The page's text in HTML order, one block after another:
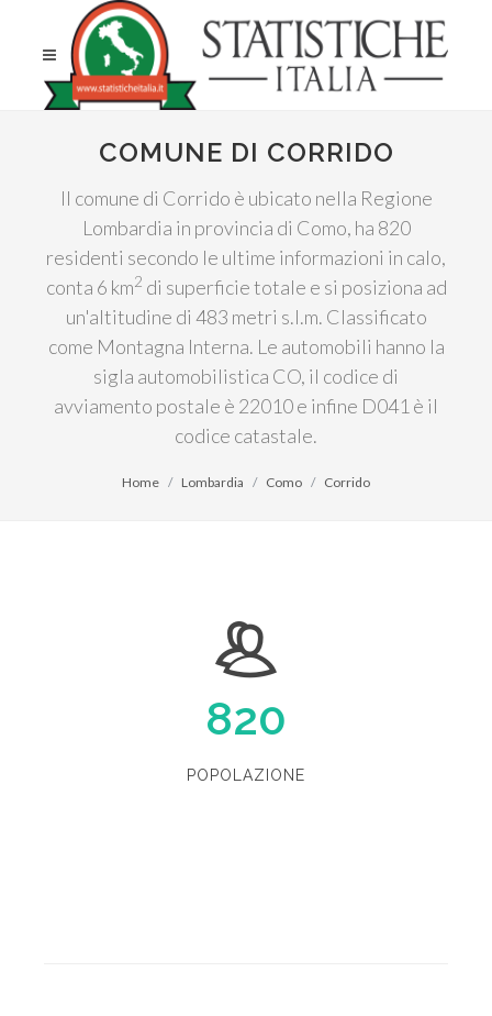
COMUNE DI CORRIDO
Il comune di Corrido è ubicato nella Regione
Lombardia in provincia di Como, ha 820
residenti secondo le ultime informazioni in calo,
conta 6 km2 di superficie totale e si posiziona ad
un'altitudine di 483 metri s.l.m. Classificato
come Montagna Interna. Le automobili hanno la
sigla automobilistica CO, il codice di
avviamento postale è 22010 e infine D041 è il
codice catastale.
Home Lombardia Como Corrido
820
POPOLAZIONE